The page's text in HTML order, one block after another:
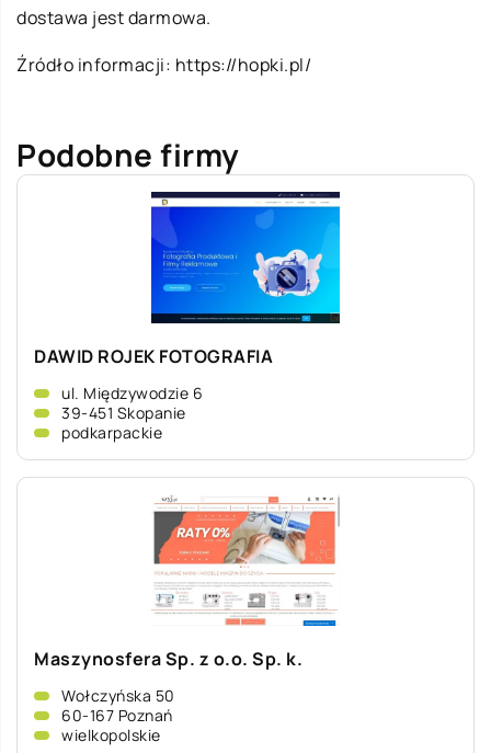
dostawa jest darmowa.
Źródło informacji: https://hopki.pl/
Podobne firmy
DAWID ROJEK FOTOGRAFIA
ul. Międzywodzie 6
39-451 Skopanie
podkarpackie
Maszynosfera Sp. z o.o. Sp. k.
Wołczyńska 50
60-167 Poznań
wielkopolskie